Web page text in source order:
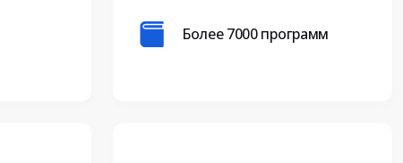
Более 7000 программ